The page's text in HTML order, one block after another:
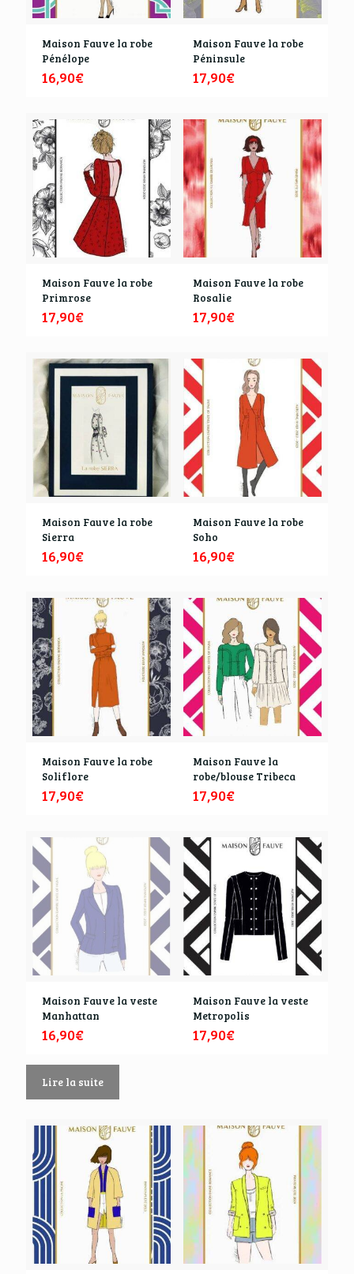
Maison Fauve la robe
Pénélope
16,90€
Maison Fauve la robe
Péninsule
17,90€
Maison Fauve la robe
Primrose
17,90€
Maison Fauve la robe
Rosalie
17,90€
Maison Fauve la robe
Sierra
16,90€
Maison Fauve la robe
Soho
16,90€
Maison Fauve la robe
Soliflore
17,90€
Maison Fauve la
robe/blouse Tribeca
17,90€
Maison Fauve la veste
Manhattan
16,90€
Lire la suite
Maison Fauve la veste
Metropolis
17,90€